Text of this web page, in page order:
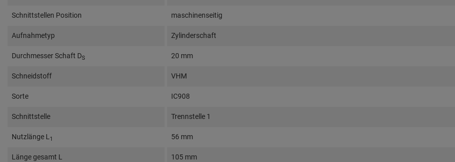
Schnittstellen Position maschinenseitig
Aufnahmetyp Zylinderschaft
Durchmesser Schaft DS 20 mm
Schneidstoff VHM
Sorte IC908
Schnittstelle Trennstelle 1
Nutzlänge L1 56 mm
Länge gesamt L 105 mm